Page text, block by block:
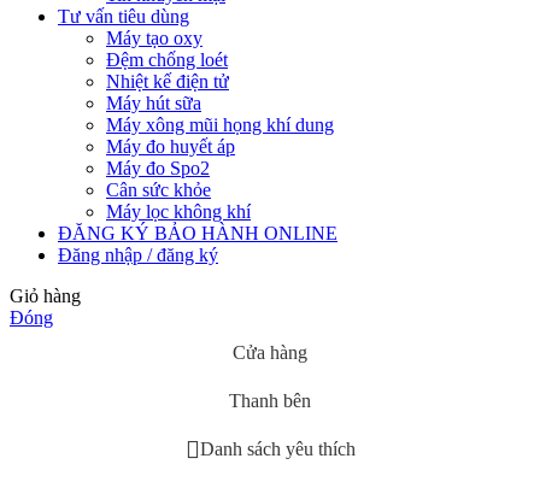
Tư vấn tiêu dùng
Máy tạo oxy
Đệm chống loét
Nhiệt kế điện tử
Máy hút sữa
Máy xông mũi họng khí dung
Máy đo huyết áp
Máy đo Spo2
Cân sức khỏe
Máy lọc không khí
ĐĂNG KÝ BẢO HÀNH ONLINE
Đăng nhập / đăng ký
Giỏ hàng
Đóng
Cửa hàng
Thanh bên
Danh sách yêu thích